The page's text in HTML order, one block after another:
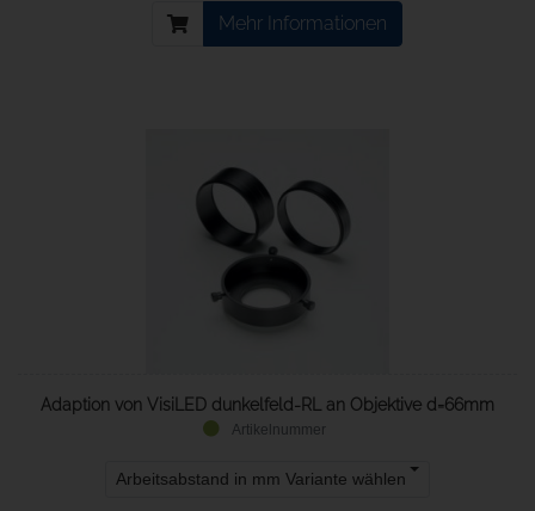
Mehr Informationen
Adaption von VisiLED dunkelfeld-RL an Objektive d=66mm
Arbeitsabstand in mm Variante wählen